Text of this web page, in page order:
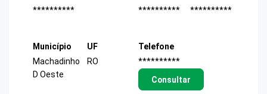
**********
**********
**********
Município
Machadinho
D Oeste
UF
RO
Telefone
**********
Consultar